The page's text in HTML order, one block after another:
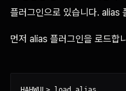
플러그인으로 있습니다. alias
먼저 alias 플러그인을 로드합